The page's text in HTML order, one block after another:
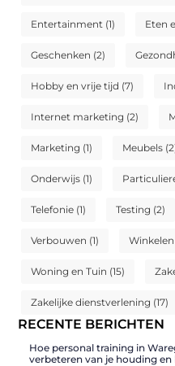
Entertainment (1) Eten
Geschenken (2)
Hobby en vrije tijd (7)
Internet marketing (2)
Marketing (1) Meubels
Onderwijs (1)
Telefonie (1) Testing (2)
Verbouwen (1) Winkelen
Woning en Tuin (15)
Zakelijke dienstverlening (17)
RECENTE BERICHTEN
Hoe personal training in
verbeteren van je houding